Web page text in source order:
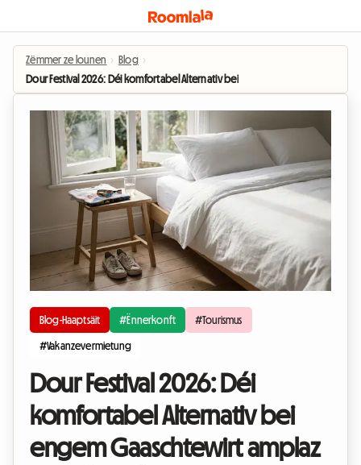
Zëmmer ze lounen › Blog ›
Dour Festival 2026: Déi komfortabel Alternativ bei engem Gaaschtewirt
Blog-Haaptsäit #Ënnerkonft #Tourismus
#Vakanzevermietung
Dour Festival 2026: Déi
komfortabel Alternativ bei
engem Gaaschtewirt amplaz